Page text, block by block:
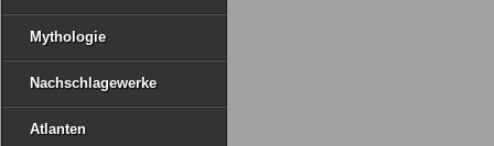
Mythologie
Nachschlagewerke
Atlanten